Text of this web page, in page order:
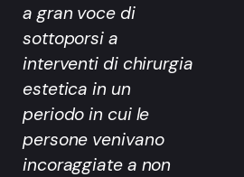
a gran voce di
sottoporsi a
interventi di chirurgia
estetica in un
periodo in cui le
persone venivano
incoraggiate a non